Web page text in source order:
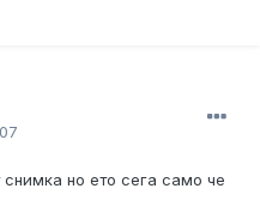
но ето сега само че